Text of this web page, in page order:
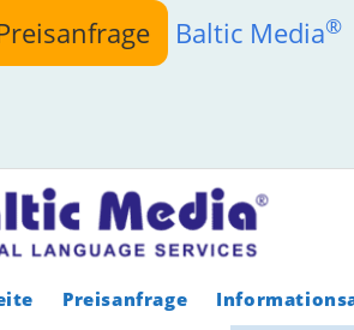
Baltic Media®
Preisanfrage